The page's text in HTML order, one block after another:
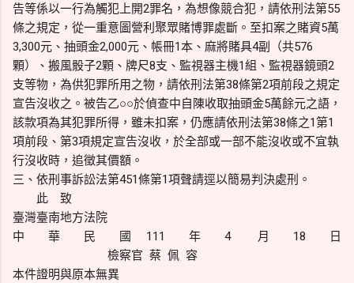
告等係以一行為觸犯上開2罪名，為想像競合犯，請依刑法第55
條之規定，從一重意圖營利聚眾賭博罪處斷。至扣案之賭資5萬
3,300元、抽頭金2,000元、帳冊1本、麻將賭具4副（共576
顆）、搬風骰子2顆、牌尺8支、監視器主機1組、監視器鏡頭2
支等物，為供犯罪所用之物，請依刑法第38條第2項前段之規定
宣告沒收之。被告乙○○於偵查中自陳收取抽頭金5萬餘元之語，
該款項為其犯罪所得，雖未扣案，仍應請依刑法第38條之1第1
項前段、第3項規定宣告沒收，於全部或一部不能沒收或不宜執
行沒收時，追徵其價額。
三、依刑事訴訟法第451條第1項聲請逕以簡易判決處刑。
此 致
臺灣臺南地方法院
中 華 民 國 111 年 4 月 18 日
檢察官 蔡 佩 容
本件證明與原本無異